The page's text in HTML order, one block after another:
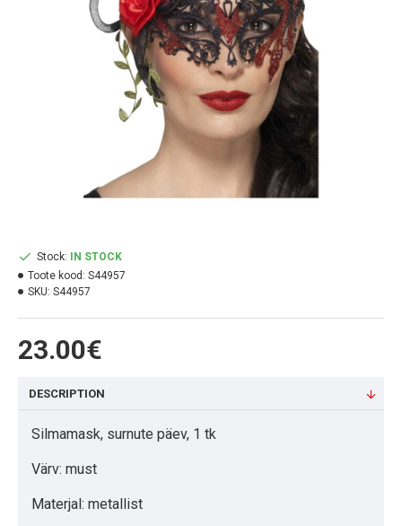
23.00€
Stock:
IN STOCK
Toote kood: S44957
SKU: S44957
DESCRIPTION
Silmamask, surnute päev, 1 tk
Värv: must
Materjal: metallist